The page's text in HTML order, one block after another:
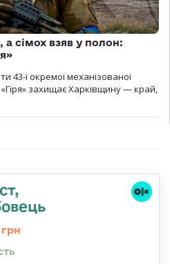
сімох взяв у полон:
43-ї окремої механізованої
захищає Харківщину — край,